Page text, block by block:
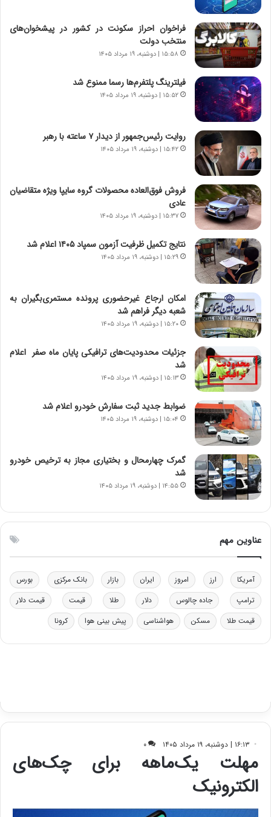
خ
ا
ی
ر
ا
ن
،
ه
ی
چ
گ
ا
ه
ج
ز
ا
ی
ن
ج
ن
گ
،
ت
و
ا
س
ت
ه
د
ر
م
ق
ا
ب
ل
چ
ن
ی
ن
ر
ت
ی
ب
ی
فراخوان احراز سکونت در کشور در پیشخوان‌های
منتخب دولت
۱۵:۵۸ | دوشنبه، ۱۹ مرداد ۱۴۰۵
فیلترینگ پلتفرم‌ها رسما ممنوع شد
۱۵:۵۲ | دوشنبه، ۱۹ مرداد ۱۴۰۵
روایت رئیس‌جمهور از دیدار ۷ ساعته با رهبر
۱۵:۴۲ | دوشنبه، ۱۹ مرداد ۱۴۰۵
فروش فوق‌العاده محصولات گروه سایپا ویژه متقاضیان
عادی
۱۵:۳۷ | دوشنبه، ۱۹ مرداد ۱۴۰۵
نتایج تکمیل ظرفیت آزمون سمپاد ۱۴۰۵ اعلام شد
۱۵:۲۹ | دوشنبه، ۱۹ مرداد ۱۴۰۵
امکان ارجاع غیرحضوری پرونده مستمری‌بگیران به
شعبه دیگر فراهم شد
۱۵:۲۰ | دوشنبه، ۱۹ مرداد ۱۴۰۵
جزئیات محدودیت‌های ترافیکی پایان ماه صفر اعلام
شد
۱۵:۱۳ | دوشنبه، ۱۹ مرداد ۱۴۰۵
ضوابط جدید ثبت سفارش خودرو اعلام شد
۱۵:۰۴ | دوشنبه، ۱۹ مرداد ۱۴۰۵
گمرک چهارمحال و بختیاری مجاز به ترخیص خودرو
شد
۱۴:۵۵ | دوشنبه، ۱۹ مرداد ۱۴۰۵
عناوین مهم
آمریکا ارز امروز ایران بازار بانک مرکزی
بورس
ترامپ
جاده چالوس دلار طلا قیمت
قیمت دلار
قیمت طلا
مسکن هواشناسی پیش بینی هوا کرونا